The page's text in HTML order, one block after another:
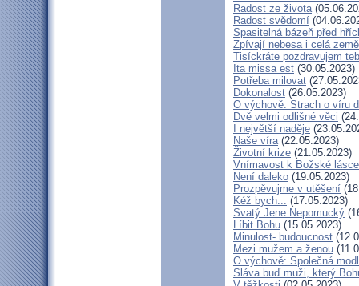
Radost ze života
Radost svědomí
Spasitelná bázeň před
Zpívají nebesa i celá země
Tisíckráte pozdravujem
Ita missa est (30.05.2023)
Potřeba milovat
Dokonalost (26.05.2023)
O výchově: Strach o víru
Dvě velmi odlišné věci
I největší naděje
Naše víra(22.05.2023)
Životní krize (21.05.2023)
Vnímavost k Božské
Není daleko (19.05.2023)
Prozpěvujme v utěšení
Kéž bych... (17.05.2023)
Svatý Jene Nepomucký
Líbit Bohu (15.05.2023)
Minulost- budoucnost
Mezi mužem a ženou
O výchově: Společná
Sláva buď muži, který